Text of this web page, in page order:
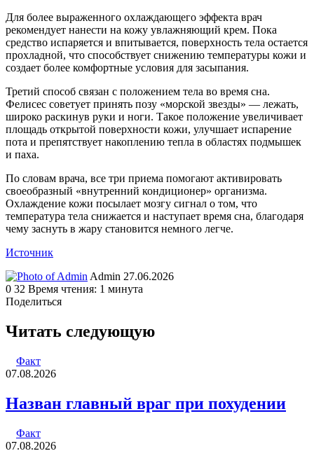
Для более выраженного охлаждающего эффекта врач
рекомендует нанести на кожу увлажняющий крем. Пока
средство испаряется и впитывается, поверхность тела остается
прохладной, что способствует снижению температуры кожи и
создает более комфортные условия для засыпания.
Третий способ связан с положением тела во время сна.
Фелисес советует принять позу «морской звезды» — лежать,
широко раскинув руки и ноги. Такое положение увеличивает
площадь открытой поверхности кожи, улучшает испарение
пота и препятствует накоплению тепла в областях подмышек
и паха.
По словам врача, все три приема помогают активировать
своеобразный «внутренний кондиционер» организма.
Охлаждение кожи посылает мозгу сигнал о том, что
температура тела снижается и наступает время сна, благодаря
чему заснуть в жару становится немного легче.
Источник
Admin Send
an
27.06.2026
0 32 Время чтения: 1 минута
Поделиться
через
электронную
Читать следующую
Факт
07.08.2026
Назван главный враг при похудении
Факт
07.08.2026